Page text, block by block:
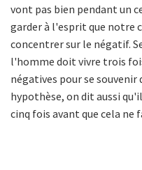
vont pas bien pendant un
garder à l'esprit que notre
concentrer sur le négatif.
l'homme doit vivre trois
négatives pour se souvenir
hypothèse, on dit aussi
cinq fois avant que cela ne